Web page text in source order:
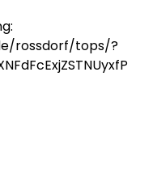
rossdorf/tops/?